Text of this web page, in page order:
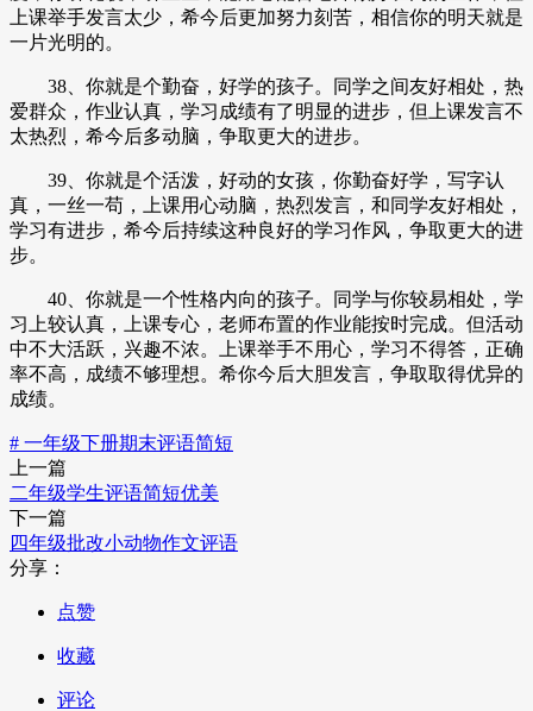
上课举手发言太少，希今后更加努力刻苦，相信你的明天就是
一片光明的。
38、你就是个勤奋，好学的孩子。同学之间友好相处，热
爱群众，作业认真，学习成绩有了明显的进步，但上课发言不
太热烈，希今后多动脑，争取更大的进步。
39、你就是个活泼，好动的女孩，你勤奋好学，写字认
真，一丝一苟，上课用心动脑，热烈发言，和同学友好相处，
学习有进步，希今后持续这种良好的学习作风，争取更大的进
步。
40、你就是一个性格内向的孩子。同学与你较易相处，学
习上较认真，上课专心，老师布置的作业能按时完成。但活动
中不大活跃，兴趣不浓。上课举手不用心，学习不得答，正确
率不高，成绩不够理想。希你今后大胆发言，争取取得优异的
成绩。
# 一年级下册期末评语简短
上一篇
二年级学生评语简短优美
下一篇
四年级批改小动物作文评语
分享：
点赞
收藏
评论